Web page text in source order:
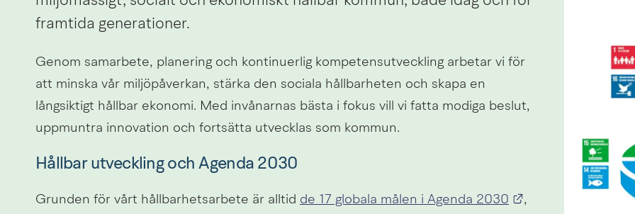
framtida generationer.
Genom samarbete, planering och kontinuerlig kompetensutveckling arbetar vi för
att minska vår miljöpåverkan, stärka den sociala hållbarheten och skapa en
långsiktigt hållbar ekonomi. Med invånarnas bästa i fokus vill vi fatta modiga beslut,
uppmuntra innovation och fortsätta utvecklas som kommun.
Hållbar utveckling och Agenda 2030
Grunden för vårt hållbarhetsarbete är alltid de 17 globala målen i Agenda 2030 Länk till annan
,